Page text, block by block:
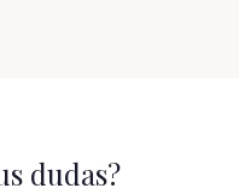
dudas?